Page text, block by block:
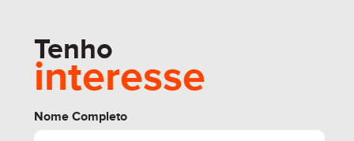
Tenho
interesse
Nome Completo